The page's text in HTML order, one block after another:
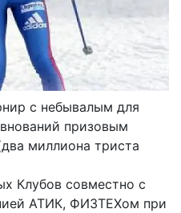
с небывалым для
призовым
миллиона триста
Клубов совместно с
АТИК, ФИЗТЕХом при